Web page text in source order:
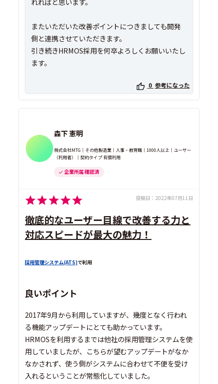
またいただいた改善ポイントにつきましても開発
側と連携させていただきます。
引き続きHRMOS採用を何卒よろしくお願いいたし
ます。
0 参考になった
森下 憲明
株式会社MTG｜その他製造業｜人事・教育職｜1000人以上｜ユーザー
（利用者）｜契約タイプ 有償利用
企業所属 確認済
投稿日： 2022年07月11日
徹底的なユーザー目線で改善する力と
対応スピードが最大の魅力！
採用管理システム(ATS)で利用
良いポイント
2017年9月から利用していますが、幾度となく行われ
る機能アップデートにとても助かっています。
HRMOSを利用するまでは他社の採用管理システムを使
用していましたが、こちらが望むアップデートがなか
なかされず、使う側がシステムに合わせて不便を受け
入れるということが常態化していました。